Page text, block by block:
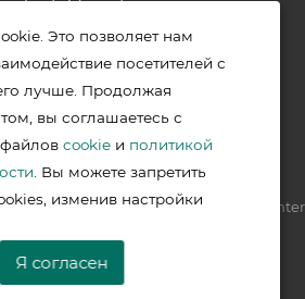
район, с. Зубово, ул.
д. 44/2, к. 2
продукция от ведущих
в Уфе
Разработка —
VIS.center
Это позволяет нам
посетителей с
лучше. Продолжая
вы соглашаетесь с
файловcookie и политикой
. Вы можете запретить
изменив настройки
Я согласен